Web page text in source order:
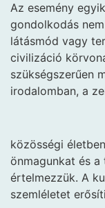
Az esemény
gondolkodás
látásmód vagy
civilizáció
szükségszerűen
irodalomban, a
közösségi
önmagunkat és
értelmezzük. A
szemléletet